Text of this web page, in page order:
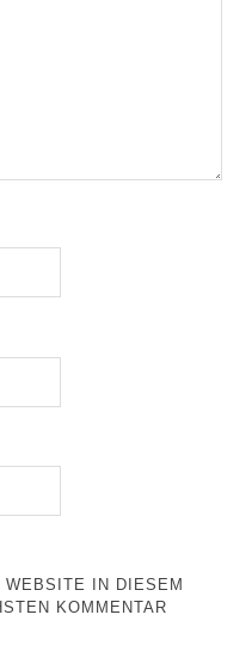
IN DIESEM
KOMMENTAR